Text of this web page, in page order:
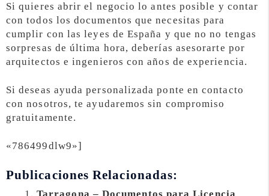
Si quieres abrir el negocio lo antes posible y contar
con todos los documentos que necesitas para
cumplir con las leyes de España y que no no tengas
sorpresas de última hora, deberías asesorarte por
arquitectos e ingenieros con años de experiencia.
Si deseas ayuda personalizada ponte en contacto
con nosotros, te ayudaremos sin compromiso
gratuitamente.
«786499dlw9»]
Publicaciones Relacionadas: